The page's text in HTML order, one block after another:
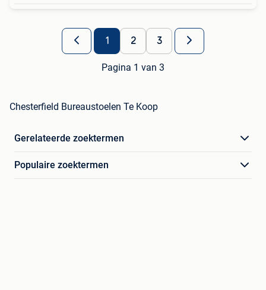
1 2 3
Pagina 1 van 3
Chesterfield Bureaustoelen Te Koop
Gerelateerde zoektermen
Populaire zoektermen